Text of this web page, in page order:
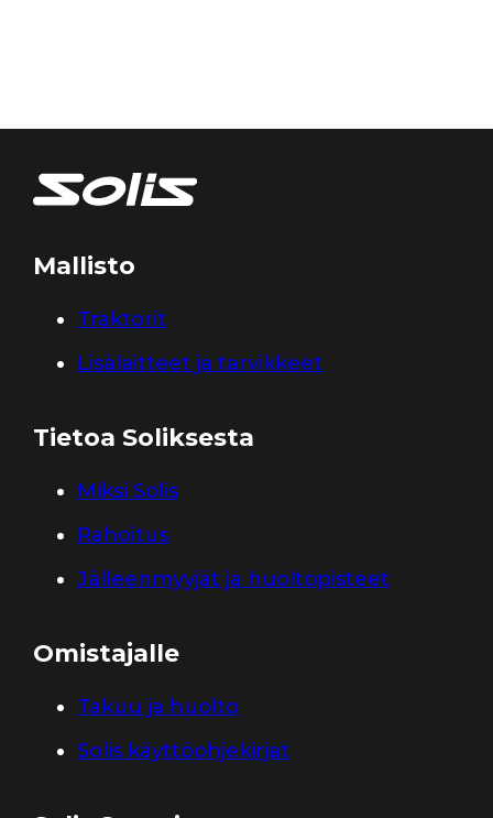
Mallisto
Traktorit
Lisälaitteet ja tarvikkeet
Tietoa Soliksesta
Miksi Solis
Rahoitus
Jälleenmyyjät ja huoltopisteet
Omistajalle
Takuu ja huolto
Solis käyttöohjekirjat